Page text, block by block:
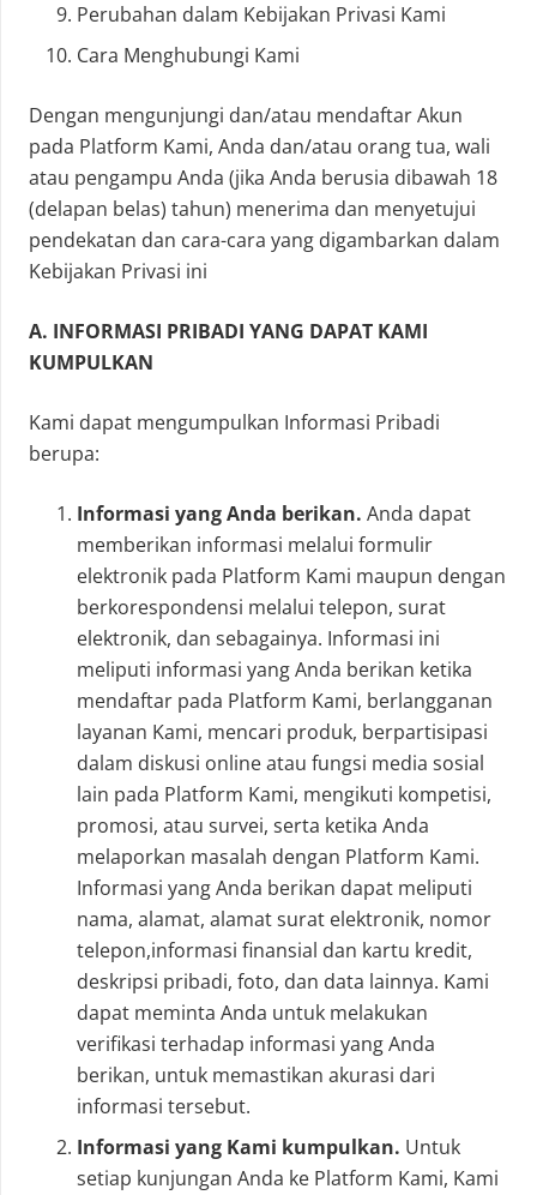
Perubahan dalam Kebijakan Privasi Kami
Cara Menghubungi Kami
Dengan mengunjungi dan/atau mendaftar Akun
pada Platform Kami, Anda dan/atau orang tua, wali
atau pengampu Anda (jika Anda berusia dibawah 18
(delapan belas) tahun) menerima dan menyetujui
pendekatan dan cara-cara yang digambarkan dalam
Kebijakan Privasi ini
A. INFORMASI PRIBADI YANG DAPAT KAMI
KUMPULKAN
Kami dapat mengumpulkan Informasi Pribadi
berupa:
Informasi yang Anda berikan. Anda dapat
memberikan informasi melalui formulir
elektronik pada Platform Kami maupun dengan
berkorespondensi melalui telepon, surat
elektronik, dan sebagainya. Informasi ini
meliputi informasi yang Anda berikan ketika
mendaftar pada Platform Kami, berlangganan
layanan Kami, mencari produk, berpartisipasi
dalam diskusi online atau fungsi media sosial
lain pada Platform Kami, mengikuti kompetisi,
promosi, atau survei, serta ketika Anda
melaporkan masalah dengan Platform Kami.
Informasi yang Anda berikan dapat meliputi
nama, alamat, alamat surat elektronik, nomor
telepon,informasi finansial dan kartu kredit,
deskripsi pribadi, foto, dan data lainnya. Kami
dapat meminta Anda untuk melakukan
verifikasi terhadap informasi yang Anda
berikan, untuk memastikan akurasi dari
informasi tersebut.
Informasi yang Kami kumpulkan. Untuk
setiap kunjungan Anda ke Platform Kami, Kami